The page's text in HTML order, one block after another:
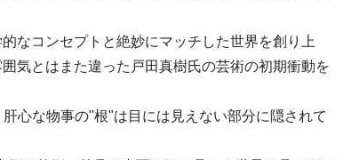
なコンセプトと絶妙にマッチした世界を創り上
気とはまた違った戸田真樹氏の芸術の初期衝動を
心な物事の"根"は目には見えない部分に隠されて